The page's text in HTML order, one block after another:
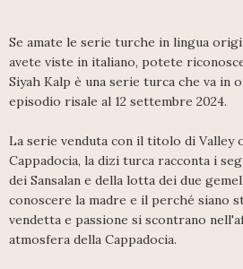
Se amate le serie turche in lingua
avete viste in italiano, potete
Siyah Kalp è una serie turca che va in
episodio risale al 12 settembre 2024.
La serie venduta con il titolo di Valley
Cappadocia, la dizi turca racconta i
dei Sansalan e della lotta dei due
conoscere la madre e il perché siano
vendetta e passione si scontrano
atmosfera della Cappadocia.